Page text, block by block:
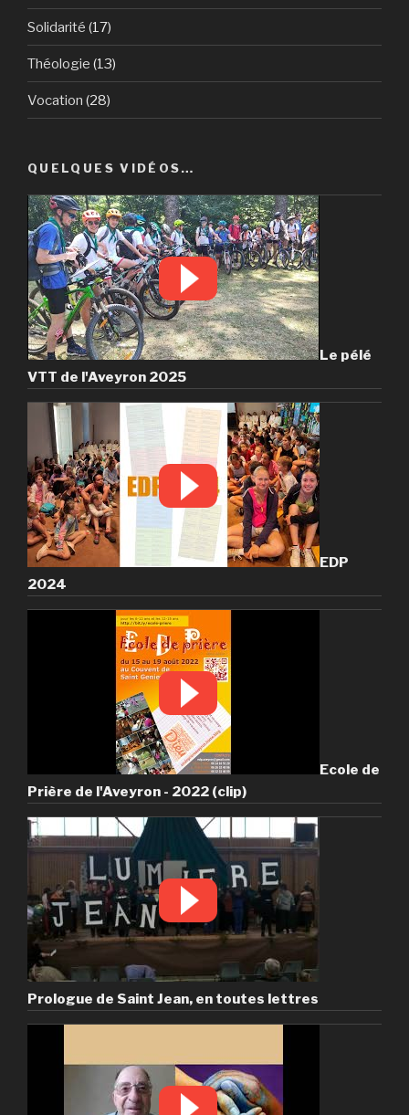
Solidarité (17)
Théologie (13)
Vocation (28)
QUELQUES VIDÉOS…
Le pélé
VTT de l'Aveyron 2025
EDP
2024
Ecole de
Prière de l'Aveyron - 2022 (clip)
Prologue de Saint Jean, en toutes lettres